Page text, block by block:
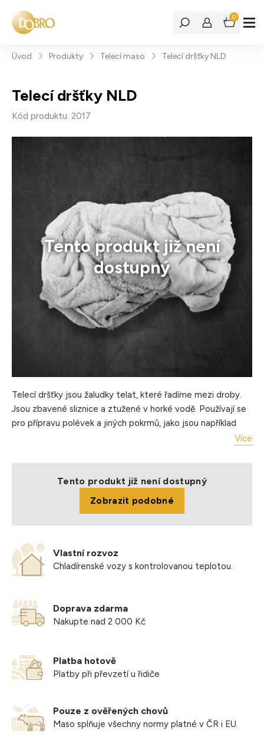
0
Úvod Produkty Telecí maso Telecí dršťky NLD
Telecí dršťky NLD
Kód produktu: 2017
Tento produkt již není
dostupný
Telecí dršťky jsou žaludky telat, které řadíme mezi droby.
Jsou zbavené sliznice a ztužené v horké vodě. Používají se
pro přípravu polévek a jiných pokrmů, jako jsou například
zadělávané dršťky. Telecí dršťky jsou snadno stravitelné a
patří k českým klasikám.
Pokyny pro skladování: skladujte při teplotě -18°C a nižší.
Uchování u spotřebitele v chladničce při teplotě +0°C až
+7°C maximálně 24 hodin.
-12°C 21 dní, při -18°C viz datum minimální trvanlivosti.
Výrobek je určen k tepelné úpravě!
Více
Tento produkt již není dostupný
Zobrazit podobné
Vlastní rozvoz
Chladírenské vozy s kontrolovanou teplotou.
Doprava zdarma
Nakupte nad 2 000 Kč
Platba hotově
Platby při převzetí u řidiče
Pouze z ověřených chovů
Maso splňuje všechny normy platné v ČR i EU.